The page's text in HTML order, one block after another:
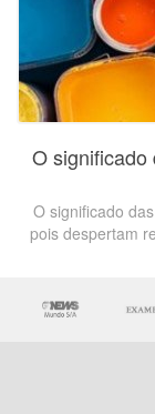
O significado
O significado
pois despertam